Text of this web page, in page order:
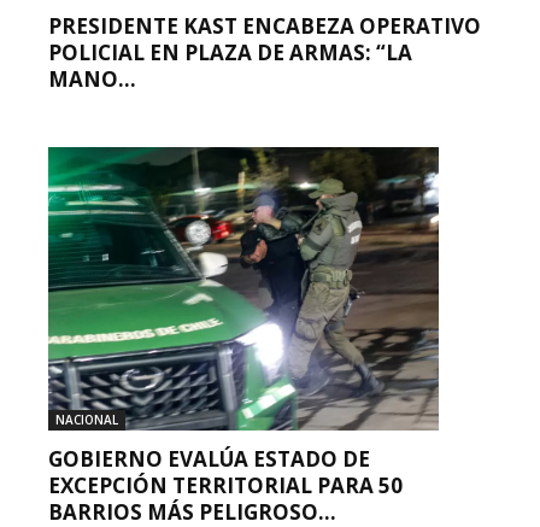
PRESIDENTE KAST ENCABEZA OPERATIVO
POLICIAL EN PLAZA DE ARMAS: “LA
MANO...
NACIONAL
GOBIERNO EVALÚA ESTADO DE
EXCEPCIÓN TERRITORIAL PARA 50
BARRIOS MÁS PELIGROSO...